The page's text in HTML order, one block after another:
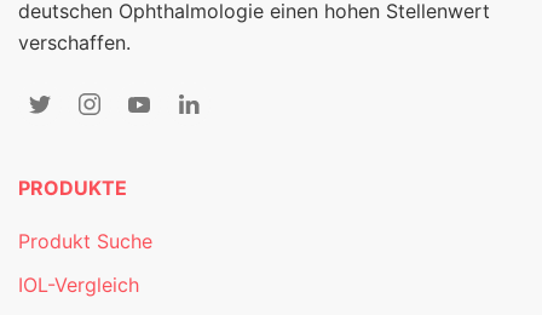
deutschen Ophthalmologie einen hohen Stellenwert
verschaffen.
PRODUKTE
Produkt Suche
IOL-Vergleich